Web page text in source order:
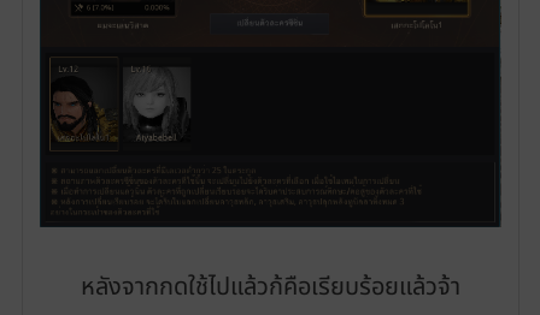
หลังจากกดใช้ไปแล้วก้คือเรียบร้อยแล้วจ้า